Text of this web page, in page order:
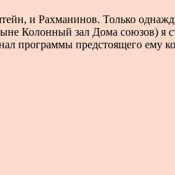
и Рахманинов. Только
Колонный зал Дома союзов) я
программы предстоящего ему